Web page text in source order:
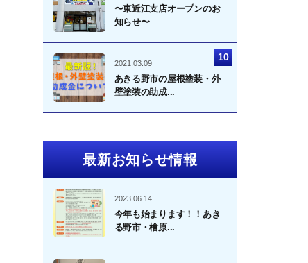
〜東近江支店オープンのお
知らせ〜
2021.03.09
あきる野市の屋根塗装・外
壁塗装の助成...
最新お知らせ情報
2023.06.14
今年も始まります！！あき
る野市・檜原...